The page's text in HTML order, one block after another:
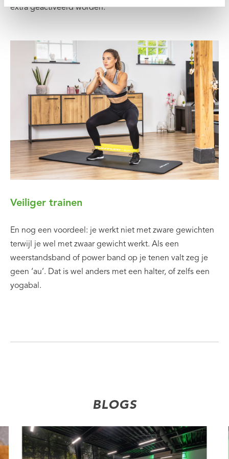
extra geactiveerd worden.
Veiliger trainen
En nog een voordeel: je werkt niet met zware gewichten
terwijl je wel met zwaar gewicht werkt. Als een
weerstandsband of power band op je tenen valt zeg je
geen ‘au’. Dat is wel anders met een halter, of zelfs een
yogabal.
BLOGS